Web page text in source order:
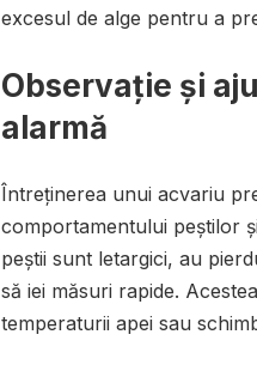
excesul de alge pentru a
Observație și
alarmă
Întreținerea unui acvariu
comportamentului peștilor
peștii sunt letargici, au
să iei măsuri rapide.
temperaturii apei sau